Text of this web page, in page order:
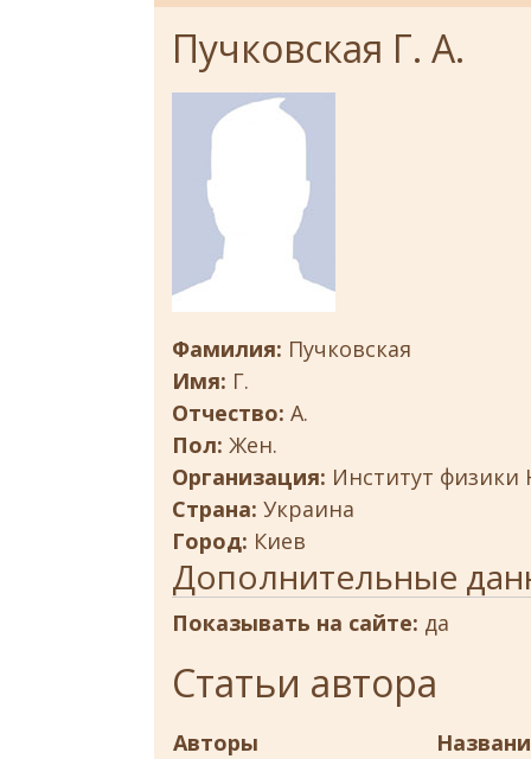
Пучковская Г. А.
Фамилия: Пучковская
Имя: Г.
Отчество: А.
Пол: Жен.
Организация: Институт
Страна: Украина
Город: Киев
Дополнительные
Показывать на сайте: да
Статьи автора
Авторы